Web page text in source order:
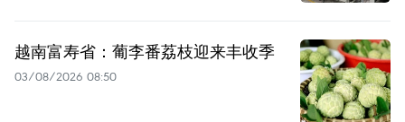
越南富寿省：葡李番荔枝迎来丰收季
03/08/2026 08:50